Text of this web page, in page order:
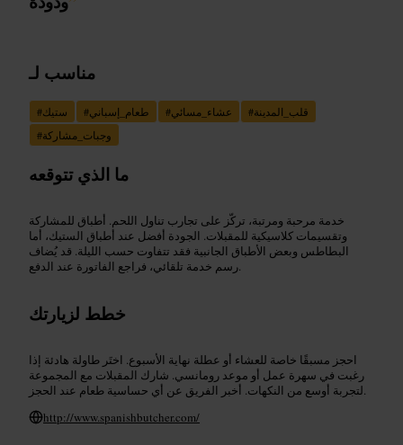
مناسب لـ
#ستيك #طعام_إسباني #عشاء_مسائي #قلب_المدينة
#وجبات_مشاركة
ما الذي تتوقعه
خدمة مرحبة ومرتبة، تركّز على تجارب تناول اللحم. أطباق للمشاركة
وتقسيمات كلاسيكية للمقبلات. الجودة أفضل عند أطباق الستيك، أما
البطاطس وبعض الأطباق الجانبية فقد تتفاوت حسب الليلة. قد يُضاف
رسم خدمة تلقائي، فراجع الفاتورة عند الدفع.
خطط لزيارتك
احجز مسبقًا خاصة للعشاء أو عطلة نهاية الأسبوع. اختَر طاولة هادئة إذا
رغبت في سهرة عمل أو موعد رومانسي. شارك المقبلات مع المجموعة
لتجربة أوسع من النكهات. أخبر الفريق عن أي حساسية طعام عند الحجز.
http://www.spanishbutcher.com/